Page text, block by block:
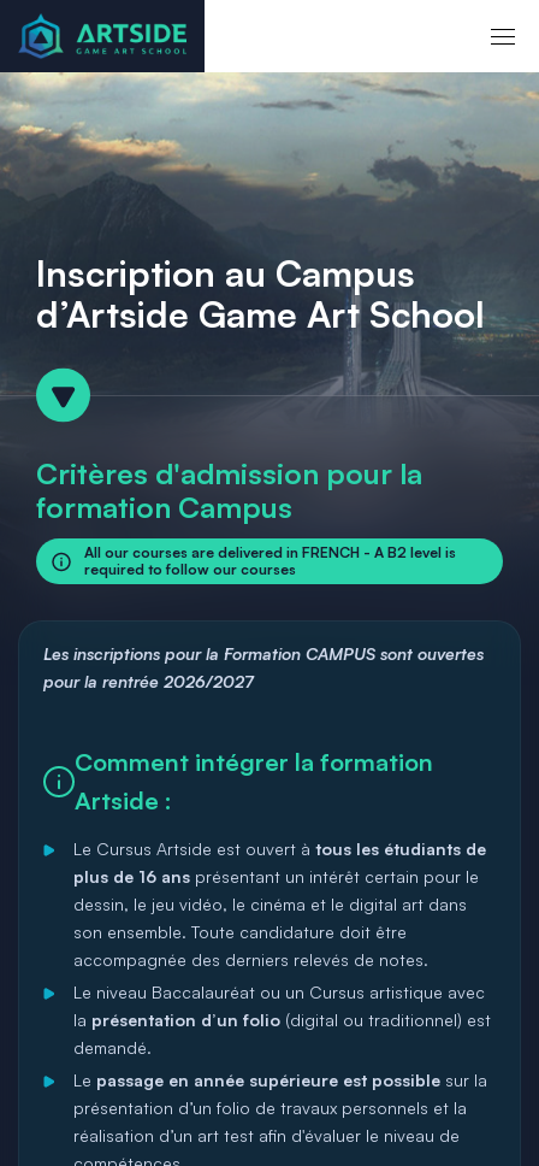
Inscription au Campus
d’Artside Game Art School
Critères d'admission pour la
formation Campus
All our courses are delivered in FRENCH - A B2 level is
required to follow our courses
Les inscriptions pour la Formation CAMPUS sont ouvertes
pour la rentrée 2026/2027
Comment intégrer la formation
Artside :
Le Cursus Artside est ouvert à tous les étudiants de
plus de 16 ans présentant un intérêt certain pour le
dessin, le jeu vidéo, le cinéma et le digital art dans
son ensemble. Toute candidature doit être
accompagnée des derniers relevés de notes.
Le niveau Baccalauréat ou un Cursus artistique avec
la présentation d’un folio (digital ou traditionnel) est
demandé.
Le passage en année supérieure est possible sur la
présentation d’un folio de travaux personnels et la
réalisation d’un art test afin d'évaluer le niveau de